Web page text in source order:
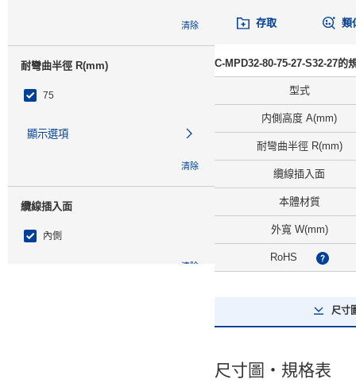
清除
耐彎曲半徑 R(mm)
75
顯示選項
清除
纜線插入面
內側
清除
存取 類
C-MPD32-80-75-27-S32-27的
型式
内側高度 A(mm)
耐彎曲半徑 R(mm)
纜線插入面
本體材質
外寬 W(mm)
RoHS ?
尺寸
尺寸圖・規格表